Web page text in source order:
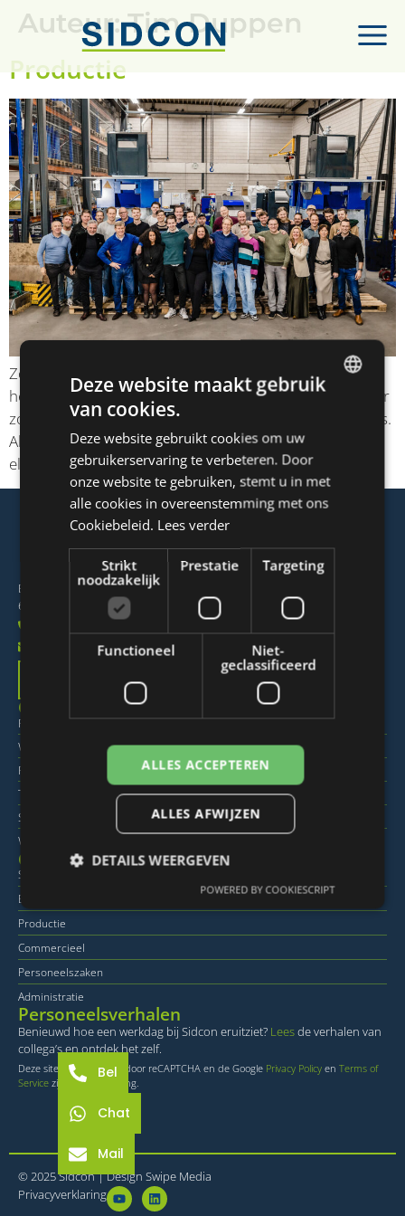
Auteur:Tim Duppen
Productie
Zonder perscontainer, geen Sidcon. Binnen productie
hebben we verschillende functies. Als werkvoorbereider
zorg jij dat alles klaarstaat en voldoet aan de klant wens.
Als productiemedewerker zet jij de pers van A tot Z in
elkaar.
Bijsterhuizen 1120C
6546 AS Nijmegen
info@sidcon.nl
Ontdek Sidcon
Onze vacatures
Franstalig Export Support Medewerker
Werkvoorbereider
Plaatsingsmonteur ondergrondse containers (binnen en buitenland)
Teamleider realisatie
Servicemedewerker Amsterdam
Werkplaatsmonteur perscontainers
Onze afdelingen
Service
Engineering
Productie
Commercieel
Personeelszaken
Administratie
Personeelsverhalen
Benieuwd hoe een werkdag bij Sidcon eruitziet? Leesde verhalen van
collega’s en ontdek het zelf.
Deze site is beschermd door reCAPTCHA en de Google Privacy Policy en Terms of
Service zijn van toepassing.
© 2025 Sidcon |Design Swipe Media
Privacyverklaring
Bel
Chat
Mail
GERMAN
Deze website maakt gebruik
van cookies.
Deze website gebruikt cookies om uw
gebruikerservaring te verbeteren. Door
onze website te gebruiken, stemt u in met
alle cookies in overeenstemming met ons
Cookiebeleid. Lees verder
Strikt
noodzakelijk
Prestatie Targeting
Functioneel
Niet-
geclassificeerd
ALLES ACCEPTEREN
ALLES AFWIJZEN
DETAILS WEERGEVEN
Strikt noodzakelijk Prestatie
Targeting
Functioneel
Niet-geclassificeerd
kernfunctionaliteiten van de website mogelijk, zoals
gebruikersaanmelding en accountbeheer. De
website kan niet goed worden gebruikt zonder de
strikt noodzakelijke cookies.
Naam
Provider /
li_gc
POWERED BY COOKIESCRIPT